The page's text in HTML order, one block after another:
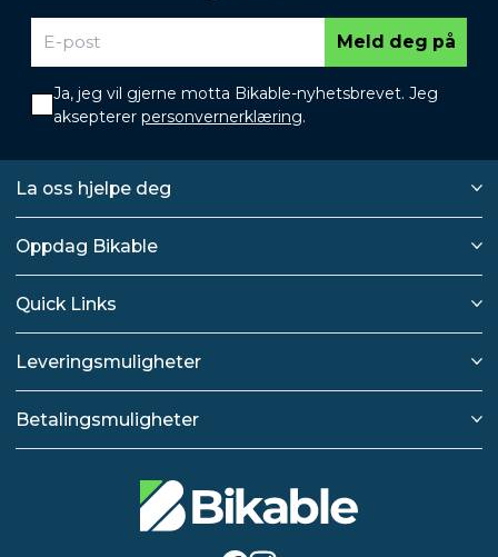
Meld deg på
Ja, jeg vil gjerne motta Bikable-nyhetsbrevet. Jeg
aksepterer personvernerklæring.
La oss hjelpe deg
Oppdag Bikable
Quick Links
Leveringsmuligheter
Betalingsmuligheter